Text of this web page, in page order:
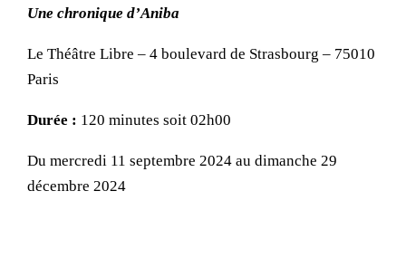
Une chronique d’Aniba
Le Théâtre Libre – 4 boulevard de Strasbourg – 75010
Paris
Durée : 120 minutes soit 02h00
Du mercredi 11 septembre 2024 au dimanche 29
décembre 2024